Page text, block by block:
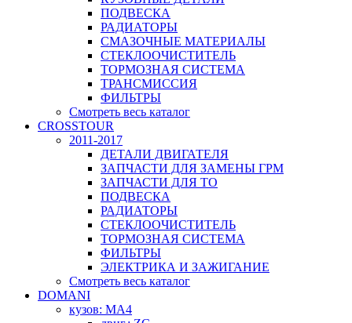
ПОДВЕСКА
РАДИАТОРЫ
СМАЗОЧНЫЕ МАТЕРИАЛЫ
СТЕКЛООЧИСТИТЕЛЬ
ТОРМОЗНАЯ СИСТЕМА
ТРАНСМИССИЯ
ФИЛЬТРЫ
Смотреть весь каталог
CROSSTOUR
2011-2017
ДЕТАЛИ ДВИГАТЕЛЯ
ЗАПЧАСТИ ДЛЯ ЗАМЕНЫ ГРМ
ЗАПЧАСТИ ДЛЯ ТО
ПОДВЕСКА
РАДИАТОРЫ
СТЕКЛООЧИСТИТЕЛЬ
ТОРМОЗНАЯ СИСТЕМА
ФИЛЬТРЫ
ЭЛЕКТРИКА И ЗАЖИГАНИЕ
Смотреть весь каталог
DOMANI
кузов: MA4